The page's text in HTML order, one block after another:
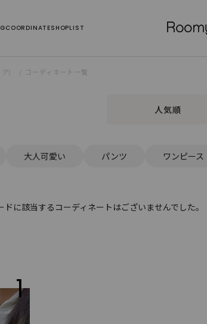
COORDINATESHOPLIST
） コーディネート一覧
人気順
大人可愛い パンツ ワンピース
に該当するコーディネートはございませんでした。
1